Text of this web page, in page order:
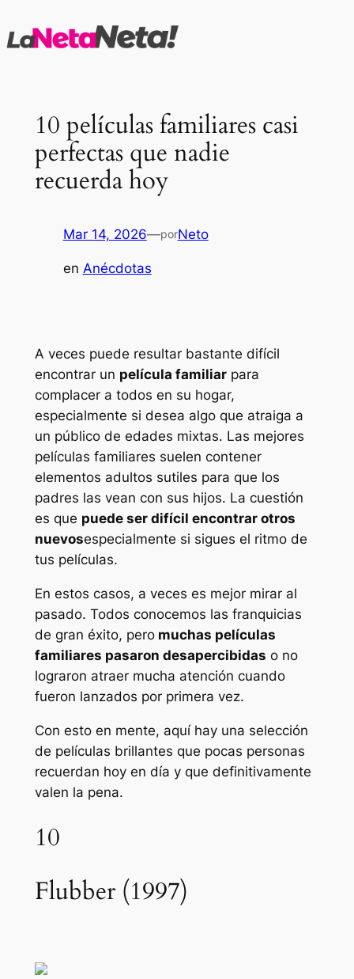
al
10 películas familiares casi
perfectas que nadie
recuerda hoy
Mar 14, 2026—porNeto
en Anécdotas
A veces puede resultar bastante difícil
encontrar un película familiarpara
complacer a todos en su hogar,
especialmente si desea algo que atraiga a
un público de edades mixtas. Las mejores
películas familiares suelen contener
elementos adultos sutiles para que los
padres las vean con sus hijos. La cuestión
es que puede ser difícil encontrar otros
nuevosespecialmente si sigues el ritmo de
tus películas.
En estos casos, a veces es mejor mirar al
pasado. Todos conocemos las franquicias
de gran éxito, peromuchas películas
familiares pasaron desapercibidas o no
lograron atraer mucha atención cuando
fueron lanzados por primera vez.
Con esto en mente, aquí hay una selección
de películas brillantes que pocas personas
recuerdan hoy en día y que definitivamente
valen la pena.
10
Flubber (1997)